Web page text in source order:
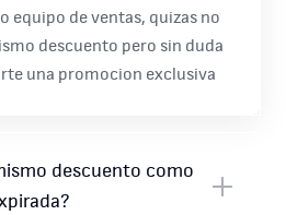
equipo de ventas, quizas no
descuento pero sin duda
una promocion exclusiva
descuento como